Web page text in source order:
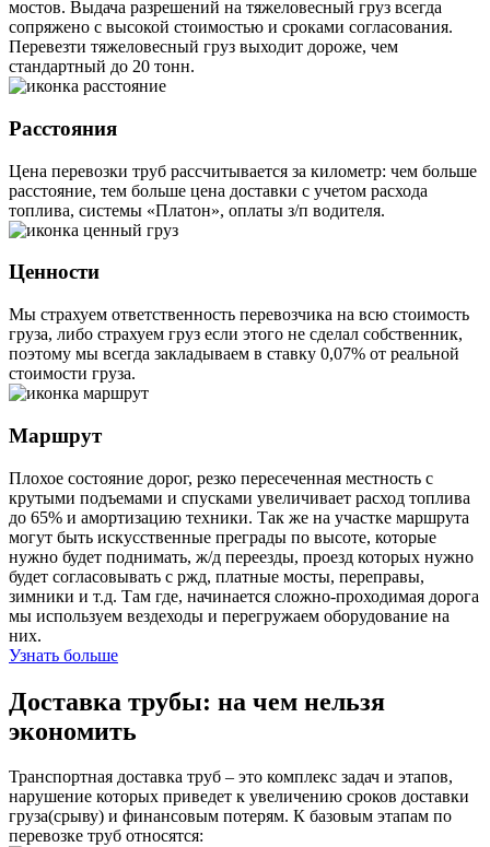
мостов. Выдача разрешений на тяжеловесный груз всегда
сопряжено с высокой стоимостью и сроками согласования.
Перевезти тяжеловесный груз выходит дороже, чем
стандартный до 20 тонн.
Расстояния
Цена перевозки труб рассчитывается за километр: чем больше
расстояние, тем больше цена доставки с учетом расхода
топлива, системы «Платон», оплаты з/п водителя.
Ценности
Мы страхуем ответственность перевозчика на всю стоимость
груза, либо страхуем груз если этого не сделал собственник,
поэтому мы всегда закладываем в ставку 0,07% от реальной
стоимости груза.
Маршрут
Плохое состояние дорог, резко пересеченная местность с
крутыми подъемами и спусками увеличивает расход топлива
до 65% и амортизацию техники. Так же на участке маршрута
могут быть искусственные преграды по высоте, которые
нужно будет поднимать, ж/д переезды, проезд которых нужно
будет согласовывать с ржд, платные мосты, переправы,
зимники и т.д. Там где, начинается сложно-проходимая дорога
мы используем вездеходы и перегружаем оборудование на
них.
Узнать больше
Доставка трубы: на чем нельзя
экономить
Транспортная доставка труб – это комплекс задач и этапов,
нарушение которых приведет к увеличению сроков доставки
груза(срыву) и финансовым потерям. К базовым этапам по
перевозке труб относятся: